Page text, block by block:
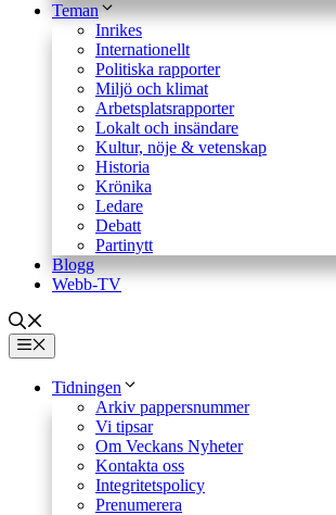
Teman
Inrikes
Internationellt
Politiska rapporter
Miljö och klimat
Arbetsplatsrapporter
Lokalt och insändare
Kultur, nöje & vetenskap
Historia
Krönika
Ledare
Debatt
Partinytt
Blogg
Webb-TV
Meny
Tidningen
Arkiv pappersnummer
Vi tipsar
Om Veckans Nyheter
Kontakta oss
Integritetspolicy
Prenumerera